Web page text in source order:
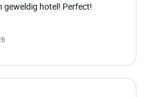
geweldig hotel! Perfect!